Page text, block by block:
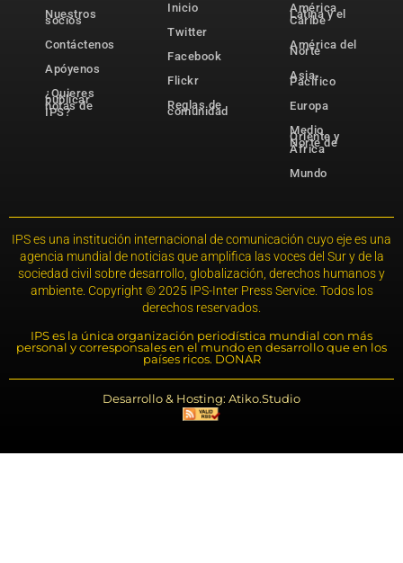
Nuestros
socios
Contáctenos
Apóyenos
¿Quieres
publicar
notas de
IPS?
Inicio
Twitter
Facebook
Flickr
Reglas de
comunidad
América
Latina y el
Caribe
América del
Norte
Asia-
Pacífico
Europa
Medio
Oriente y
Norte de
África
Mundo
IPS es una institución internacional de comunicación cuyo eje es una
agencia mundial de noticias que amplifica las voces del Sur y de la
sociedad civil sobre desarrollo, globalización, derechos humanos y
ambiente. Copyright © 2025 IPS-Inter Press Service. Todos los
derechos reservados.
IPS es la única organización periodística mundial con más
personal y corresponsales en el mundo en desarrollo que en los
países ricos. DONAR
Desarrollo & Hosting: Atiko.Studio